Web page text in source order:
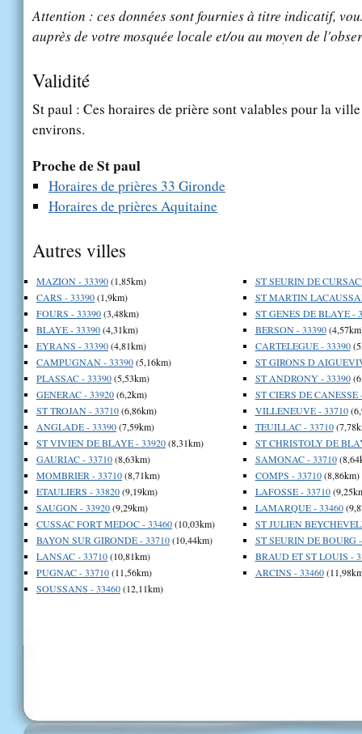
Attention : ces données sont fournies à titre indicatif,
auprès de votre mosquée locale et/ou au moyen de
Validité
St paul : Ces horaires de prière sont valables pour la
environs.
Proche de St paul
Horaires de prières 33 Gironde
Horaires de prières Aquitaine
Autres villes
MAZION - 33390(1,85km)
CARS - 33390(1,9km)
FOURS - 33390(3,48km)
BLAYE - 33390(4,31km)
EYRANS - 33390(4,81km)
CAMPUGNAN - 33390(5,16km)
PLASSAC - 33390(5,53km)
GENERAC - 33920(6,2km)
ST TROJAN - 33710(6,86km)
ANGLADE - 33390(7,59km)
ST VIVIEN DE BLAYE - 33920(8,31km)
GAURIAC - 33710(8,63km)
MOMBRIER - 33710(8,71km)
ETAULIERS - 33820(9,19km)
SAUGON - 33920(9,29km)
CUSSAC FORT MEDOC - 33460(10,03km)
BAYON SUR GIRONDE - 33710(10,44km)
LANSAC - 33710(10,81km)
PUGNAC - 33710(11,56km)
SOUSSANS - 33460(12,11km)
ST SEURIN DE
ST MARTIN
ST GENES DE BLAYE -
BERSON - 33390
CARTELEGUE - 33390
ST GIRONS D
ST ANDRONY - 33390
ST CIERS DE CANESSE
VILLENEUVE - 33710
TEUILLAC - 33710
ST CHRISTOLY DE
SAMONAC - 33710
COMPS - 33710(8,86km)
LAFOSSE - 33710
LAMARQUE - 33460
ST JULIEN
ST SEURIN DE BOURG
BRAUD ET ST LOUIS -
ARCINS - 33460